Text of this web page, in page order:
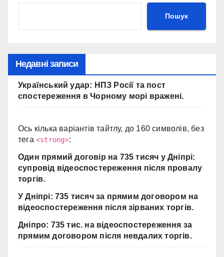
Пошук
Недавні записи
Український удар: НПЗ Росії та пост
спостереження в Чорному морі вражені.
Ось кілька варіантів тайтлу, до 160 символів, без
тега <strong>:
Один прямий договір на 735 тисяч у Дніпрі:
супровід відеоспостереження після провалу
торгів.
У Дніпрі: 735 тисяч за прямим договором на
відеоспостереження після зірваних торгів.
Дніпро: 735 тис. на відеоспостереження за
прямим договором після невдалих торгів.